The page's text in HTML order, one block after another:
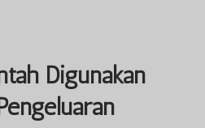
Digunakan